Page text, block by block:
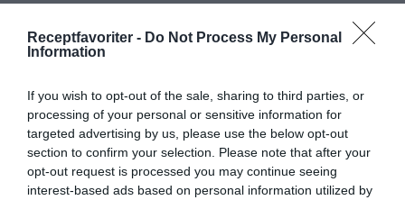
Receptfavoriter - Do Not Process My Personal
Information
If you wish to opt-out of the sale, sharing to third parties, or
processing of your personal or sensitive information for
targeted advertising by us, please use the below opt-out
section to confirm your selection. Please note that after your
opt-out request is processed you may continue seeing
interest-based ads based on personal information utilized by
RECEPT